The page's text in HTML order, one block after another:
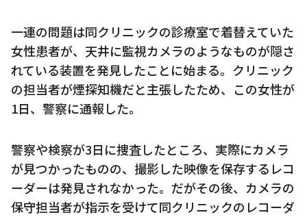
一連の問題は同クリニックの診療室で着替えていた
女性患者が、天井に監視カメラのようなものが隠さ
れている装置を発見したことに始まる。クリニック
の担当者が煙探知機だと主張したため、この女性が
1日、警察に通報した。
警察や検察が3日に捜査したところ、実際にカメラ
が見つかったものの、撮影した映像を保存するレコ
ーダーは発見されなかった。だがその後、カメラの
保守担当者が指示を受けて同クリニックのレコーダ